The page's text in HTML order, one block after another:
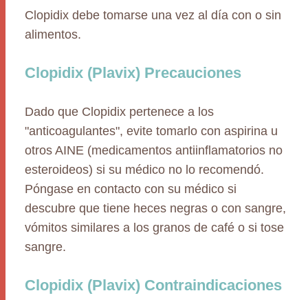
Clopidix debe tomarse una vez al día con o sin
alimentos.
Clopidix (Plavix) Precauciones
Dado que Clopidix pertenece a los
"anticoagulantes", evite tomarlo con aspirina u
otros AINE (medicamentos antiinflamatorios no
esteroideos) si su médico no lo recomendó.
Póngase en contacto con su médico si
descubre que tiene heces negras o con sangre,
vómitos similares a los granos de café o si tose
sangre.
Clopidix (Plavix) Contraindicaciones